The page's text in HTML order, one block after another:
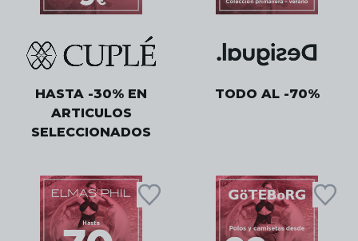
HASTA -30% EN
ARTICULOS
SELECCIONADOS
TODO AL -70%